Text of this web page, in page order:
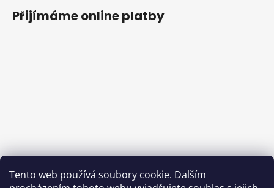
Tento web používá soubory cookie. Dalším
u
Přijímáme online platby